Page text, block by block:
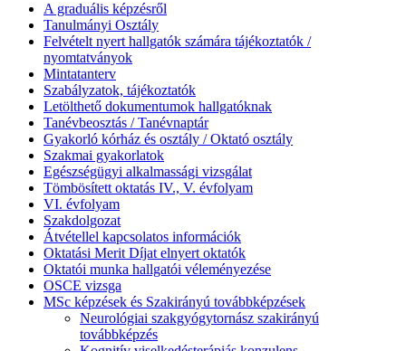
A graduális képzésről
Tanulmányi Osztály
Felvételt nyert hallgatók számára tájékoztatók /
nyomtatványok
Mintatanterv
Szabályzatok, tájékoztatók
Letölthető dokumentumok hallgatóknak
Tanévbeosztás / Tanévnaptár
Gyakorló kórház és osztály / Oktató osztály
Szakmai gyakorlatok
Egészségügyi alkalmassági vizsgálat
Tömbösített oktatás IV., V. évfolyam
VI. évfolyam
Szakdolgozat
Átvétellel kapcsolatos információk
Oktatási Merit Díjat elnyert oktatók
Oktatói munka hallgatói véleményezése
OSCE vizsga
MSc képzések és Szakirányú továbbképzések
Neurológiai szakgyógytornász szakirányú
továbbképzés